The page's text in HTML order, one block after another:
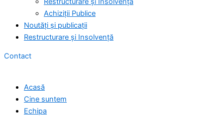
Achiziții Publice
Noutăți și publicații
Restructurare și Insolvență
Contact
Acasă
Cine suntem
Echipa